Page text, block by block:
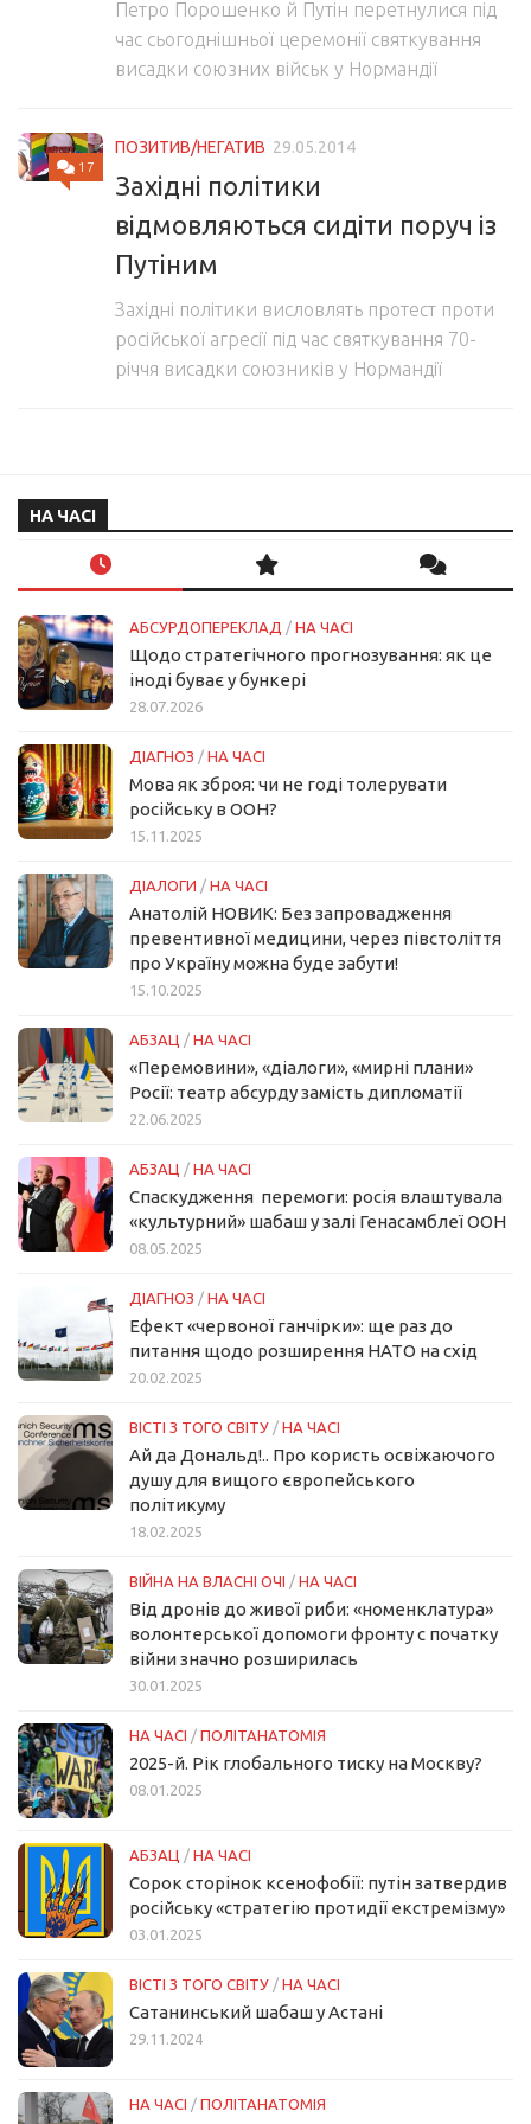
Петро Порошенко й Путін перетнулися під
час сьогоднішньої церемонії святкування
висадки союзних військ у Нормандії
17
ПОЗИТИВ/НЕГАТИВ 29.05.2014
Західні політики
відмовляються сидіти поруч із
Путіним
Західні політики висловлять протест проти
російської агресії під час святкування 70-
річчя висадки союзників у Нормандії
НА ЧАСІ
АБСУРДОПЕРЕКЛАД / НА ЧАСІ
Щодо стратегічного прогнозування: як це
іноді буває у бункері
28.07.2026
ДІАГНОЗ / НА ЧАСІ
Мова як зброя: чи не годі толерувати
російську в ООН?
15.11.2025
ДІАЛОГИ / НА ЧАСІ
Анатолій НОВИК: Без запровадження
превентивної медицини, через півстоліття
про Україну можна буде забути!
15.10.2025
АБЗАЦ / НА ЧАСІ
«Перемовини», «діалоги», «мирні плани»
Росії: театр абсурду замість дипломатії
22.06.2025
АБЗАЦ / НА ЧАСІ
Спаскудження перемоги: росія влаштувала
«культурний» шабаш у залі Генасамблеї ООН
08.05.2025
ДІАГНОЗ / НА ЧАСІ
Ефект «червоної ганчірки»: ще раз до
питання щодо розширення НАТО на схід
20.02.2025
ВІСТІ З ТОГО СВІТУ / НА ЧАСІ
Ай да Дональд!.. Про користь освіжаючого
душу для вищого європейського
політикуму
18.02.2025
ВІЙНА НА ВЛАСНІ ОЧІ / НА ЧАСІ
Від дронів до живої риби: «номенклатура»
волонтерської допомоги фронту с початку
війни значно розширилась
30.01.2025
НА ЧАСІ / ПОЛІТАНАТОМІЯ
2025-й. Рік глобального тиску на Москву?
08.01.2025
АБЗАЦ / НА ЧАСІ
Сорок сторінок ксенофобії: путін затвердив
російську «стратегію протидії екстремізму»
03.01.2025
ВІСТІ З ТОГО СВІТУ / НА ЧАСІ
Сатанинський шабаш у Астані
29.11.2024
НА ЧАСІ / ПОЛІТАНАТОМІЯ